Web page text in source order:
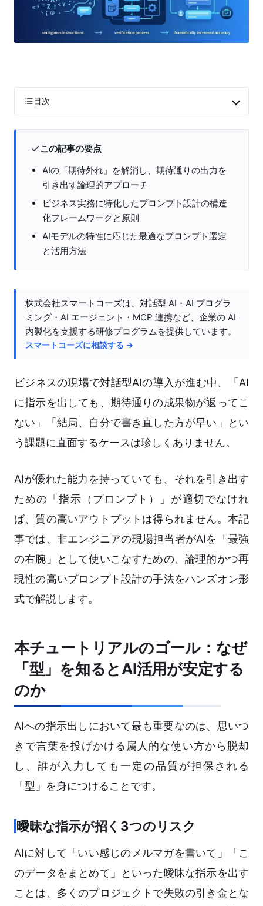
目次
この記事の要点
AIの「期待外れ」を解消し、期待通りの出力を
引き出す論理的アプローチ
ビジネス実務に特化したプロンプト設計の構造
化フレームワークと原則
AIモデルの特性に応じた最適なプロンプト選定
と活用方法
株式会社スマートコーズは、対話型 AI・AI プログラ
ミング・AI エージェント・MCP 連携など、企業の AI
内製化を支援する研修プログラムを提供しています。
スマートコーズに相談する →
ビジネスの現場で対話型AIの導入が進む中、「AI
に指示を出しても、期待通りの成果物が返ってこ
ない」「結局、自分で書き直した方が早い」とい
う課題に直面するケースは珍しくありません。
AIが優れた能力を持っていても、それを引き出す
ための「指示（プロンプト）」が適切でなけれ
ば、質の高いアウトプットは得られません。本記
事では、非エンジニアの現場担当者がAIを「最強
の右腕」として使いこなすための、論理的かつ再
現性の高いプロンプト設計の手法をハンズオン形
式で解説します。
本チュートリアルのゴール：なぜ
「型」を知るとAI活用が安定する
のか
AIへの指示出しにおいて最も重要なのは、思いつ
きで言葉を投げかける属人的な使い方から脱却
し、誰が入力しても一定の品質が担保される
「型」を身につけることです。
曖昧な指示が招く3つのリスク
AIに対して「いい感じのメルマガを書いて」「こ
のデータをまとめて」といった曖昧な指示を出す
ことは、多くのプロジェクトで失敗の引き金とな